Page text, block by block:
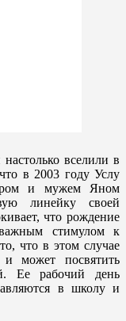
вселили в
в 2003 году Услу
и мужем Яном
линейку своей
что рождение
стимулом к
что в этом случае
и может посвятить
Ее рабочий день
в школу и